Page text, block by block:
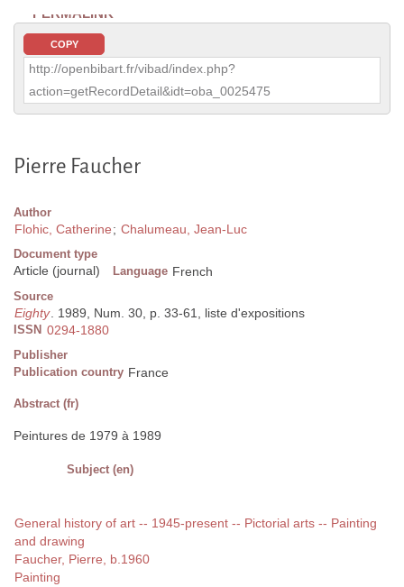
PERMALINK
COPY
http://openbibart.fr/vibad/index.php?
action=getRecordDetail&idt=oba_0025475
Pierre Faucher
Author
Flohic, Catherine; Chalumeau, Jean-Luc
Document type
Article (journal) Language French
Source
Eighty. 1989, Num. 30, p. 33-61, liste d'expositions
ISSN 0294-1880
Publisher
Publication country France
Abstract (fr)
Peintures de 1979 à 1989
Subject (en)
General history of art -- 1945-present -- Pictorial arts -- Painting
and drawing
Faucher, Pierre, b.1960
Painting